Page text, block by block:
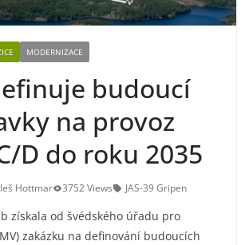
MODERNIZACE
budoucí
na provoz
D do roku 2035
Hottmar 3752 Views JAS-39 Gripen
získala od švédského úřadu pro
zakázku na definování budoucích